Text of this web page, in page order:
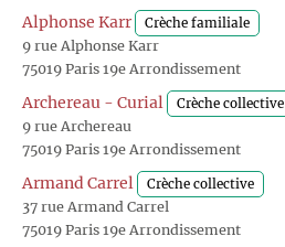
Alphonse Karr Crèche familiale
9 rue Alphonse Karr
75019 Paris 19e Arrondissement
Archereau - Curial Crèche collective
9 rue Archereau
75019 Paris 19e Arrondissement
Armand Carrel Crèche collective
37 rue Armand Carrel
75019 Paris 19e Arrondissement